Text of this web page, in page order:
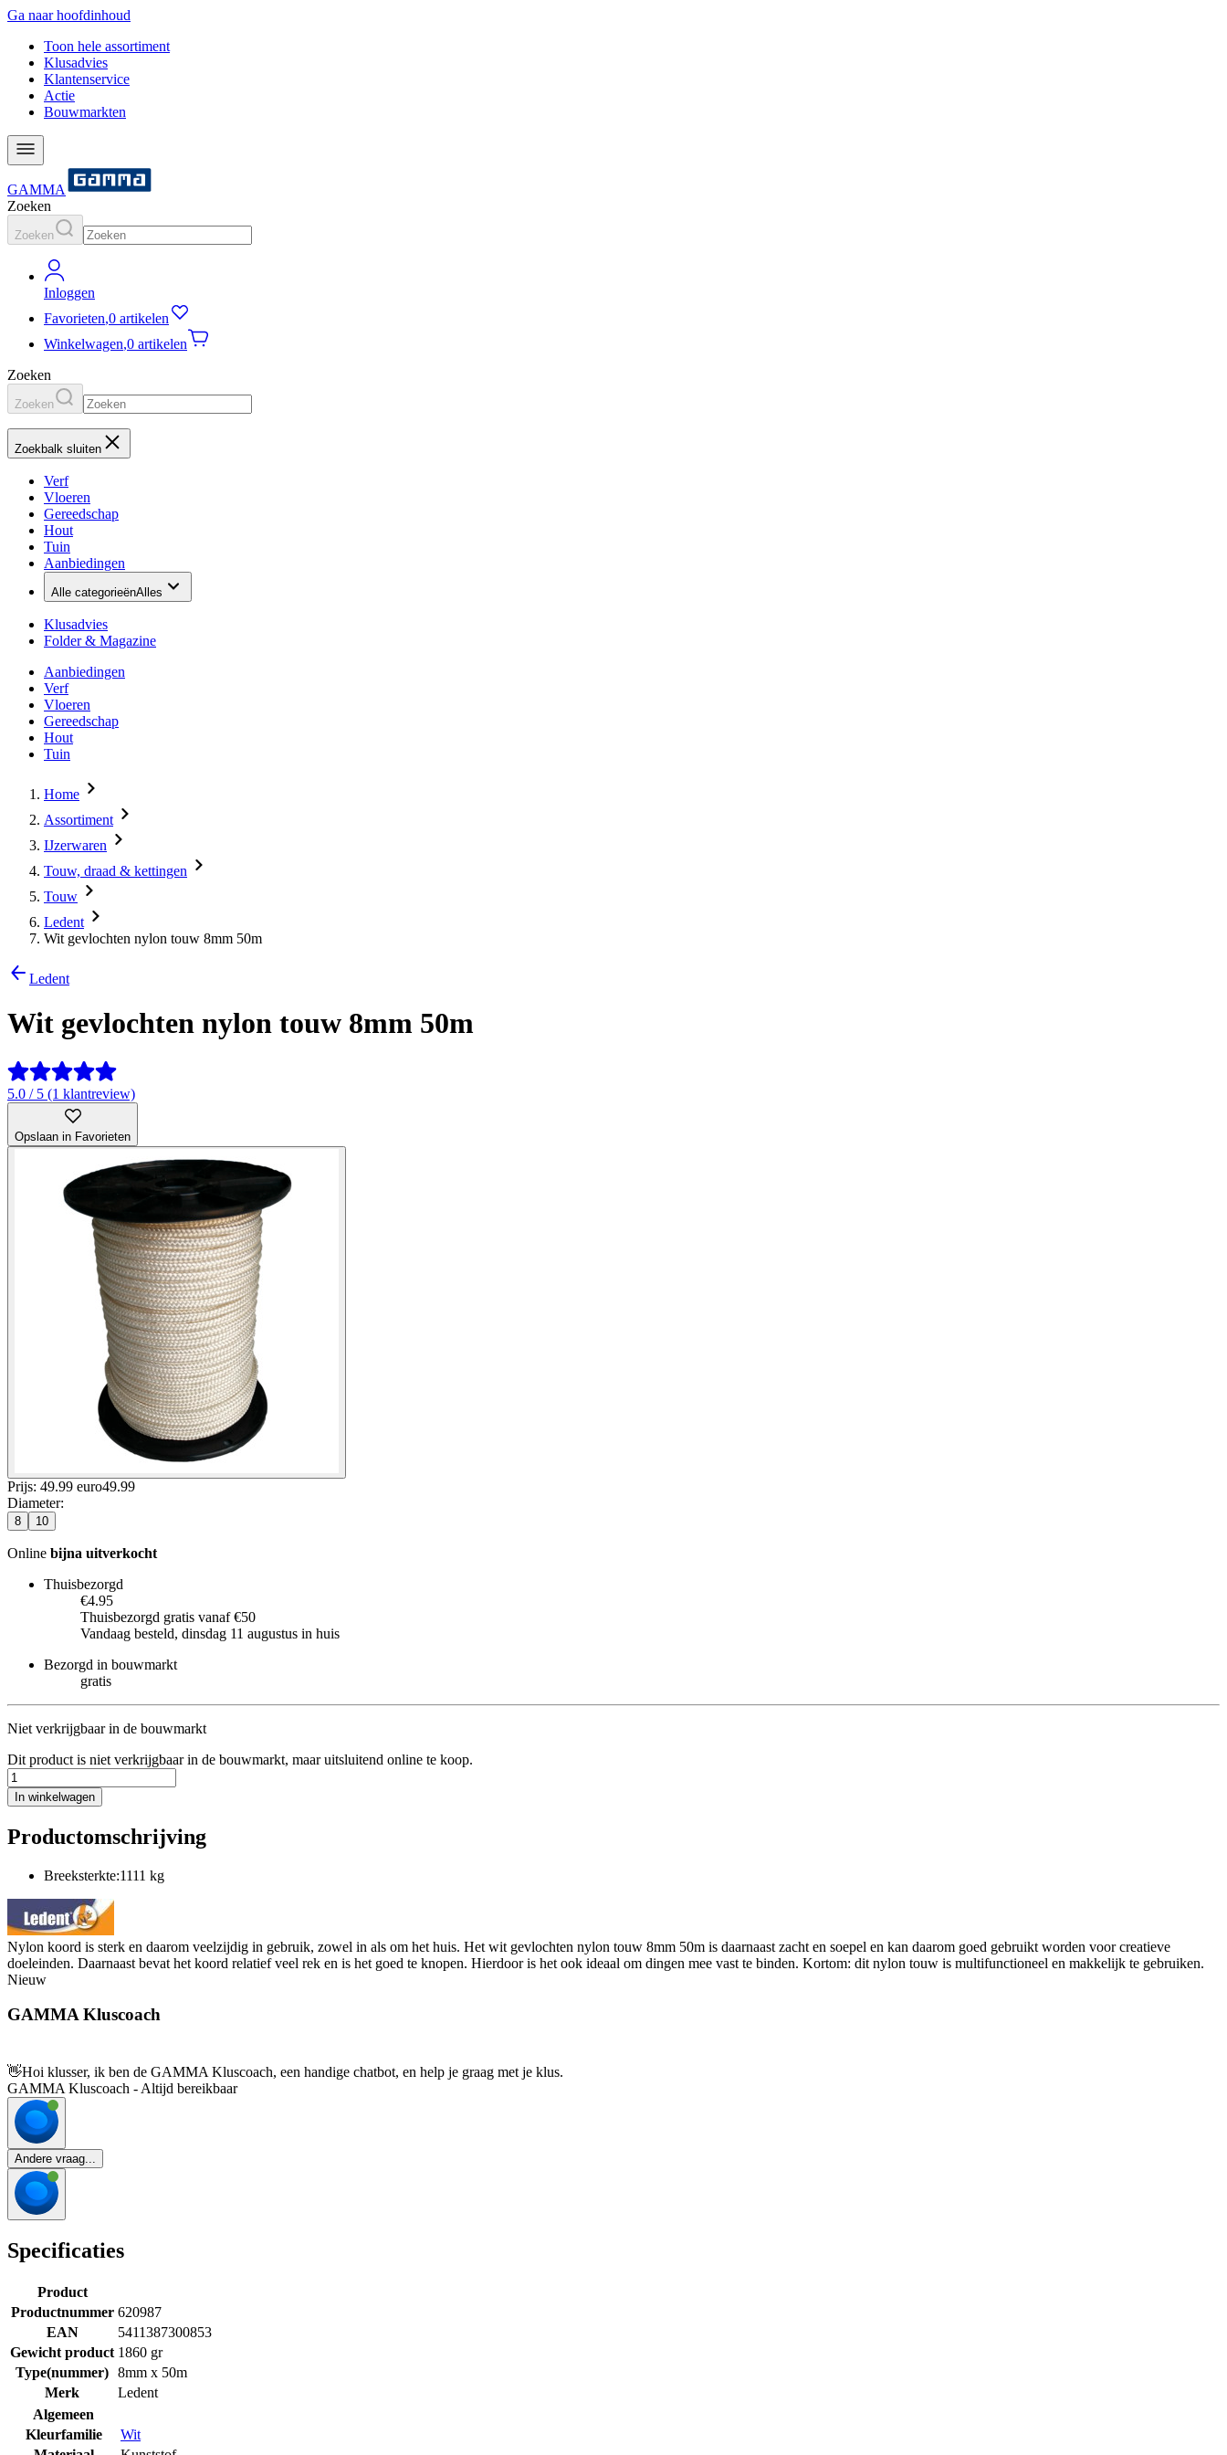
Ga naar hoofdinhoud
Toon hele assortiment
Klusadvies
Klantenservice
Actie
Bouwmarkten
GAMMA
Zoeken
Zoeken
Inloggen
Favorieten,0 artikelen
Winkelwagen,0 artikelen
Zoeken
Zoeken
Zoekbalk sluiten
Verf
Vloeren
Gereedschap
Hout
Tuin
Aanbiedingen
Alle categorieënAlles
Klusadvies
Folder & Magazine
Aanbiedingen
Verf
Vloeren
Gereedschap
Hout
Tuin
Home
Assortiment
IJzerwaren
Touw, draad & kettingen
Touw
Ledent
Wit gevlochten nylon touw 8mm 50m
Ledent
Wit gevlochten nylon touw 8mm 50m
5.0 / 5 (1 klantreview)
Opslaan in Favorieten
Prijs: 49.99 euro49.99
Diameter:
8 10
Online bijna uitverkocht
Thuisbezorgd
€4.95
Thuisbezorgd gratis vanaf €50
Vandaag besteld, dinsdag 11 augustus in huis
Bezorgd in bouwmarkt
gratis
Niet verkrijgbaar in de bouwmarkt
Dit product is niet verkrijgbaar in de bouwmarkt, maar uitsluitend online te koop.
In winkelwagen
Productomschrijving
Breeksterkte:1111 kg
Nylon koord is sterk en daarom veelzijdig in gebruik, zowel in als om het huis. Het wit gevlochten nylon touw 8mm 50m is daarnaast zacht en soepel en kan daarom goed gebruikt worden voor creatieve
doeleinden. Daarnaast bevat het koord relatief veel rek en is het goed te knopen. Hierdoor is het ook ideaal om dingen mee vast te binden. Kortom: dit nylon touw is multifunctioneel en makkelijk te gebruiken.
Nieuw
GAMMA Kluscoach
👋Hoi klusser, ik ben de GAMMA Kluscoach, een handige chatbot, en help je graag met je klus.
GAMMA Kluscoach - Altijd bereikbaar
Andere vraag...
Specificaties
Product
Productnummer 620987
EAN
5411387300853
Gewicht product 1860 gr
Type(nummer) 8mm x 50m
Merk
Ledent
Algemeen
Kleurfamilie
Wit